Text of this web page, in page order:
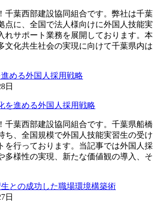
千葉西部建設協同組合です。弊社は千葉
点に、全国で法人様向けに外国人技能実
れサポート業務を展開しております。本
文化共生社会の実現に向けて千葉県内は
日
を進める外国人採用戦略
千葉西部建設協同組合です。千葉県船橋
ち、全国規模で外国人技能実習生の受け
を行っております。当記事では外国人採
多様性の実現、新たな価値観の導入、そ
日